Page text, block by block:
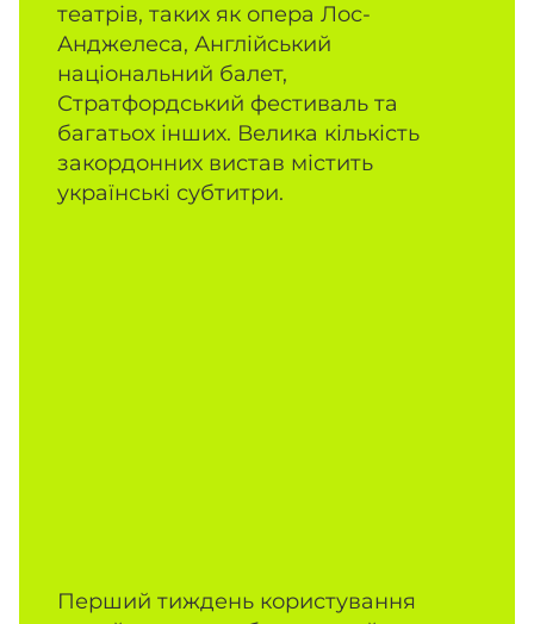
театрів, таких як опера Лос-
Анджелеса, Англійський
національний балет,
Стратфордський фестиваль та
багатьох інших. Велика кількість
закордонних вистав містить
українські субтитри.
Перший тиждень користування